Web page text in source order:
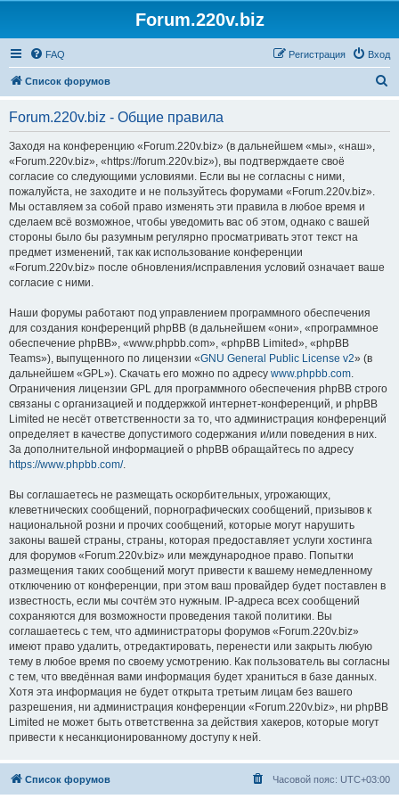
Forum.220v.biz
FAQ Вход
Регистрация
Список форумов
Forum.220v.biz - Общие правила
Заходя на конференцию «Forum.220v.biz» (в дальнейшем «мы», «наш»,
«Forum.220v.biz», «https://forum.220v.biz»), вы подтверждаете своё
согласие со следующими условиями. Если вы не согласны с ними,
пожалуйста, не заходите и не пользуйтесь форумами «Forum.220v.biz».
Мы оставляем за собой право изменять эти правила в любое время и
сделаем всё возможное, чтобы уведомить вас об этом, однако с вашей
стороны было бы разумным регулярно просматривать этот текст на
предмет изменений, так как использование конференции
«Forum.220v.biz» после обновления/исправления условий означает ваше
согласие с ними.
Наши форумы работают под управлением программного обеспечения
для создания конференций phpBB (в дальнейшем «они», «программное
обеспечение phpBB», «www.phpbb.com», «phpBB Limited», «phpBB
Teams»), выпущенного по лицензии «GNU General Public License v2» (в
дальнейшем «GPL»). Скачать его можно по адресу www.phpbb.com.
Ограничения лицензии GPL для программного обеспечения phpBB строго
связаны с организацией и поддержкой интернет-конференций, и phpBB
Limited не несёт ответственности за то, что администрация конференций
определяет в качестве допустимого содержания и/или поведения в них.
За дополнительной информацией о phpBB обращайтесь по адресу
https://www.phpbb.com/.
Вы соглашаетесь не размещать оскорбительных, угрожающих,
клеветнических сообщений, порнографических сообщений, призывов к
национальной розни и прочих сообщений, которые могут нарушить
законы вашей страны, страны, которая предоставляет услуги хостинга
для форумов «Forum.220v.biz» или международное право. Попытки
размещения таких сообщений могут привести к вашему немедленному
отключению от конференции, при этом ваш провайдер будет поставлен в
известность, если мы сочтём это нужным. IP-адреса всех сообщений
сохраняются для возможности проведения такой политики. Вы
соглашаетесь с тем, что администраторы форумов «Forum.220v.biz»
имеют право удалить, отредактировать, перенести или закрыть любую
тему в любое время по своему усмотрению. Как пользователь вы согласны
с тем, что введённая вами информация будет храниться в базе данных.
Хотя эта информация не будет открыта третьим лицам без вашего
разрешения, ни администрация конференции «Forum.220v.biz», ни phpBB
Limited не может быть ответственна за действия хакеров, которые могут
привести к несанкционированному доступу к ней.
Список форумов Часовой пояс: UTC+03:00